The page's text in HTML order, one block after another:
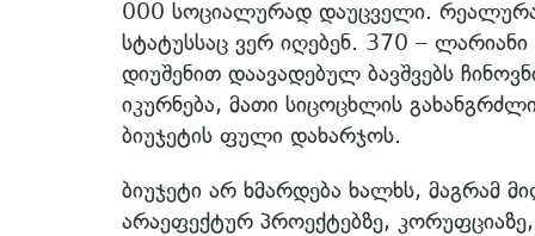
000 სოციალურად დაუცველი.
სტატუსსაც ვერ იღებენ. 370 – ლარიანი
დიუშენით დაავადებულ ბავშვებს
იკურნება, მათი სიცოცხლის
ბიუჯეტის ფული დახარჯოს.
ბიუჯეტი არ ხმარდება ხალხს, მაგრამ
არაეფექტურ პროექტებზე,